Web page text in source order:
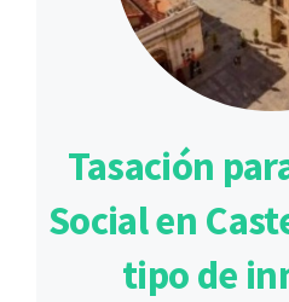
Tasación
Social en
tipo de